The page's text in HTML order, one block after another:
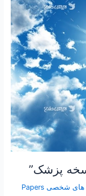
1-مقالات و طرح های شخصی Papers